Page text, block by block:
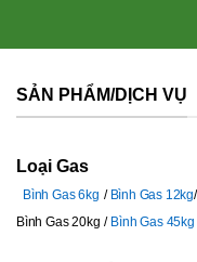
SẢN PHẨM/DỊCH VỤ
Loại Gas
Bình Gas 6kg
Bình Gas 12kg
Bình Gas 20kg
Bình Gas 45kg